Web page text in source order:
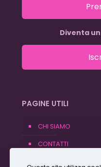
Diventa
PAGINE UTILI
CHI SIAMO
CONTATTI